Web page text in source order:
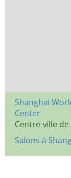
Shanghai
Center
Centre-ville
Salons à